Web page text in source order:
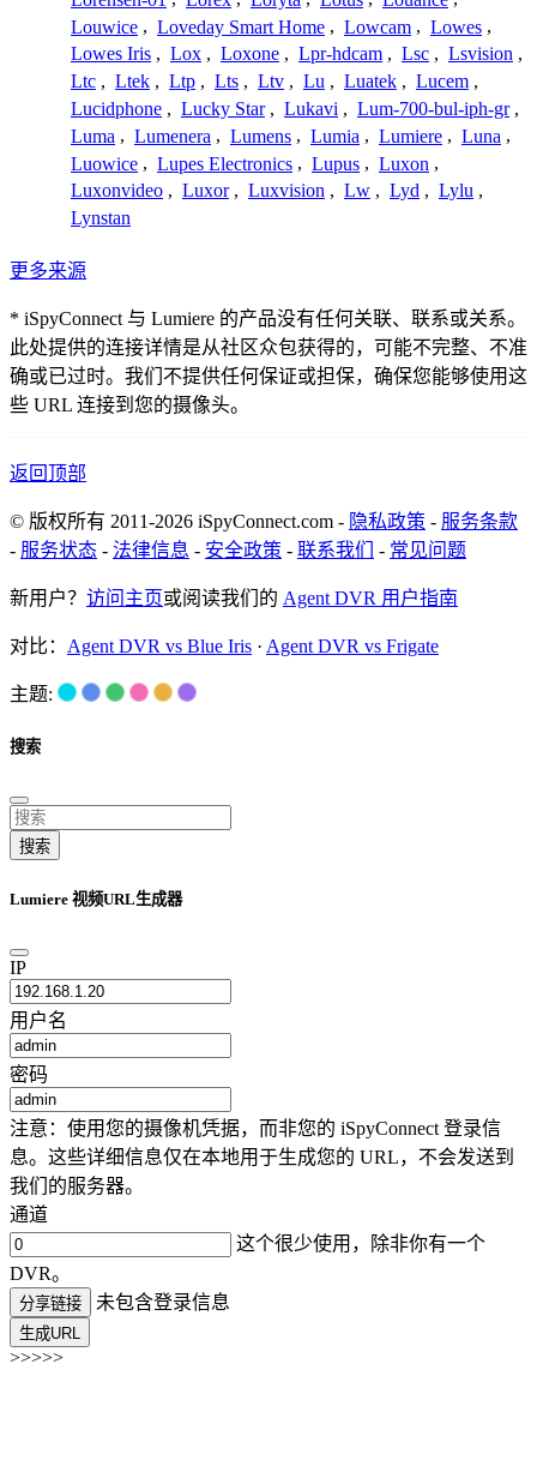
Louwice , Loveday Smart Home , Lowcam , Lowes ,
Lowes Iris , Lox , Loxone , Lpr-hdcam , Lsc , Lsvision ,
Ltc , Ltek , Ltp , Lts , Ltv , Lu , Luatek , Lucem ,
Lucidphone , Lucky Star , Lukavi , Lum-700-bul-iph-gr ,
Luma , Lumenera , Lumens , Lumia , Lumiere , Luna ,
Luowice , Lupes Electronics , Lupus , Luxon ,
Luxonvideo , Luxor , Luxvision , Lw , Lyd , Lylu ,
Lynstan
更多来源
* iSpyConnect 与 Lumiere 的产品没有任何关联、联系或关系。
此处提供的连接详情是从社区众包获得的，可能不完整、不准
确或已过时。我们不提供任何保证或担保，确保您能够使用这
些 URL 连接到您的摄像头。
返回顶部
© 版权所有 2011-2026 iSpyConnect.com - 隐私政策 - 服务条款
- 服务状态 - 法律信息 - 安全政策 - 联系我们 - 常见问题
新用户？ 访问主页或阅读我们的 Agent DVR 用户指南
对比： Agent DVR vs Blue Iris · Agent DVR vs Frigate
主题:
搜索
搜索
Lumiere 视频URL生成器
IP
用户名
密码
注意：使用您的摄像机凭据，而非您的 iSpyConnect 登录信
息。这些详细信息仅在本地用于生成您的 URL，不会发送到
我们的服务器。
通道
这个很少使用，除非你有一个
DVR。
分享链接 未包含登录信息
生成URL
>>>>>